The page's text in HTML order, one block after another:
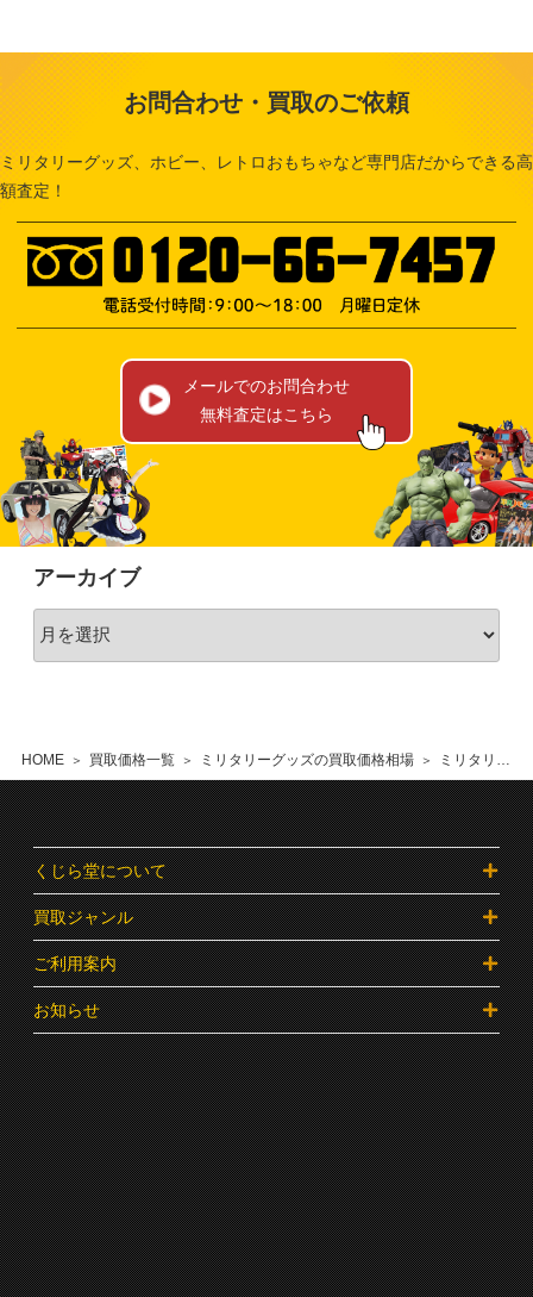
HOME 買取価格一覧 ミリタリーグッズの買取価格相場 ミリタリーラジコンの買取価格相場
お問合わせ・買取のご依頼
ミリタリーグッズ、ホビー、レトロおもちゃなど専門店だからできる高
額査定！
メールでのお問合わせ
無料査定はこちら
アーカイブ
くじら堂について
買取ジャンル
ご利用案内
お知らせ